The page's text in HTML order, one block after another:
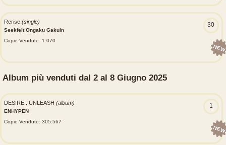
30
NEW
Rerise (single)
Seekfelt Ongaku Gakuin
Copie Vendute: 1.070
Album più venduti dal 2 al 8 Giugno 2025
1
NEW
DESIRE : UNLEASH (album)
ENHYPEN
Copie Vendute: 305.567